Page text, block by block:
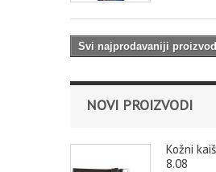
Svi najprodavaniji
NOVI PROIZVODI
Kožni
8.08